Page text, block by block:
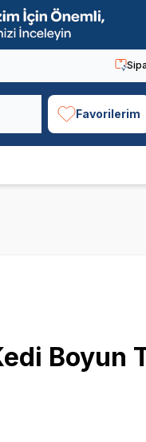
Favorilerim
Boyun